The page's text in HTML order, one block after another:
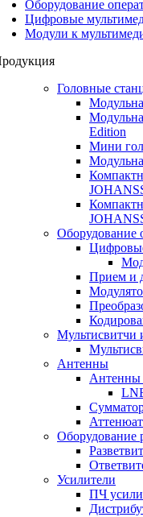
Оборудование
Цифровые
Модули к
Головные
Edition
Мини
Оборудование
Прием и
Мультисвитчи
Антенны
Антенны
Оборудование
Усилители
ПЧ